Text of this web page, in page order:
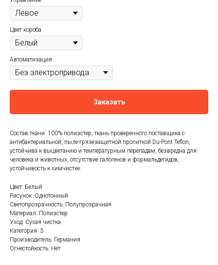
Цвет короба
Автоматизация
Заказать
Состав ткани: 100% полиэстер, ткань проверенного поставщика с
антибактериальной, пыле-грязезащитной пропиткой Du-Pont Teflon,
устойчива к выцветанию и температурным перепадам, безвредна для
человека и животных, отсутствие галогенов и формальдегидов,
устойчивость к химчистке.
Цвет: Белый
Рисунок: Однотонный
Светопрозрачность: Полупрозрачная
Материал: Полиэстер
Уход: Сухая чистка
Категория: 3
Производитель: Германия
Огнестойкость: Нет